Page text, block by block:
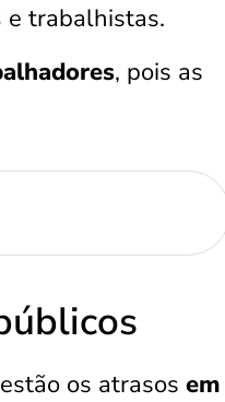
e trabalhistas.
, pois as
os atrasos em